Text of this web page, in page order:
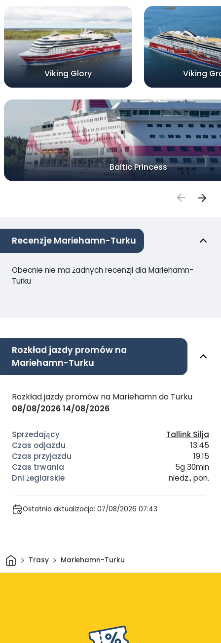
Viking Glory Viking
Baltic Princess
Recenzje Mariehamn-Turku
Obecnie nie ma żadnych recenzji dla Mariehamn-
Turku
Rozkład jazdy promów na
Mariehamn-Turku
Rozkład jazdy promów na Mariehamn do Turku
08/08/202614/08/2026
Tallink Silja
13:45
19:15
5g 30min
niedz., pon.
Ostatnia aktualizacja: 07/08/2026 07:43
DomTrasy Mariehamn-Turku